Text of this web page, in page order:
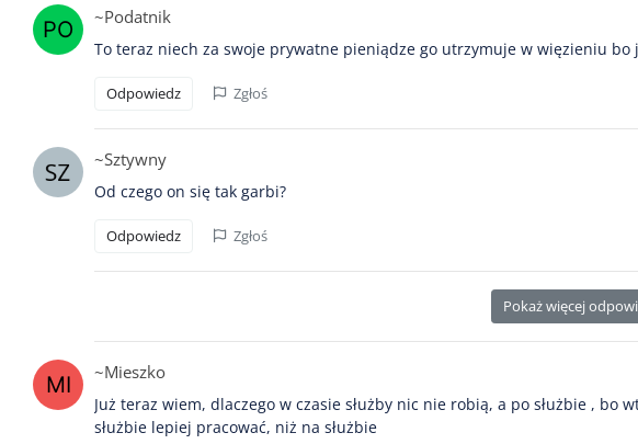
~Podatnik
To teraz niech za swoje prywatne pieniądze go utrzymuje w więzieniu bo
Odpowiedz Zgłoś
~Sztywny
Od czego on się tak garbi?
Odpowiedz Zgłoś
Pokaż więcej
~Mieszko
Już teraz wiem, dlaczego w czasie służby nic nie robią, a po służbie ,
służbie lepiej pracować, niż na służbie